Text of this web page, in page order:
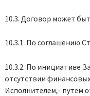
10.3. Договор может
10.3.1. По соглашению
10.3.2. По инициативе
отсутствии
Исполнителем,- путем